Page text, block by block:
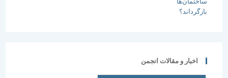
اخبار و مقالات انجمن